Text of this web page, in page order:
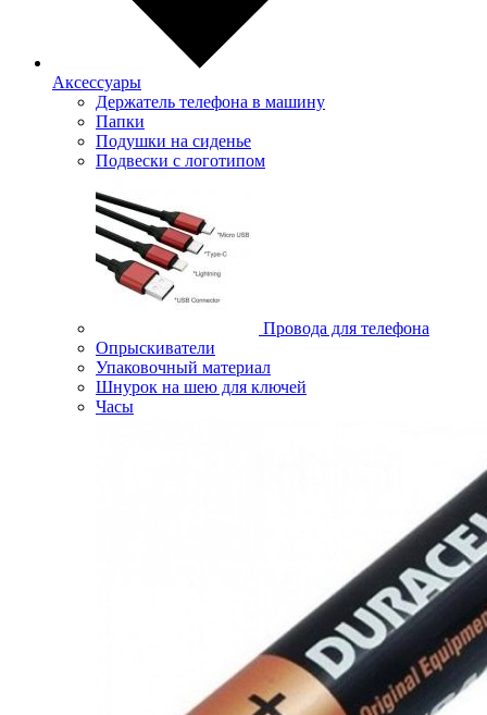
Аксессуары
Держатель телефона в машину
Папки
Подушки на сиденье
Подвески с логотипом
Провода для телефона
Опрыскиватели
Упаковочный материал
Шнурок на шею для ключей
Часы